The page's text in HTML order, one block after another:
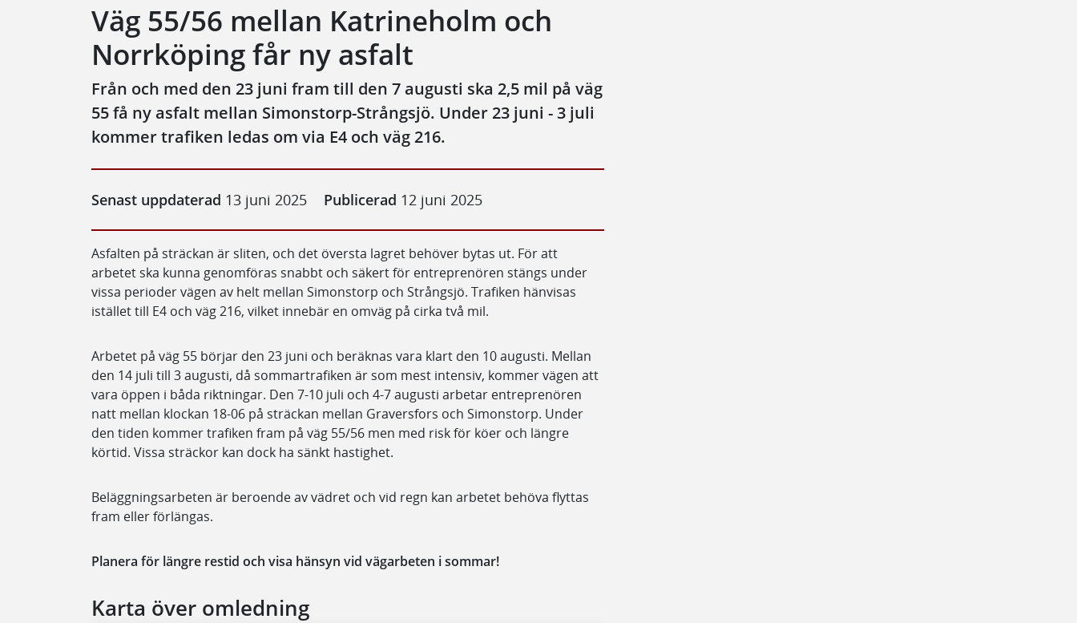
Väg 55/56 mellan Katrineholm och
Norrköping får ny asfalt
Från och med den 23 juni fram till den 7 augusti ska 2,5 mil på väg
55 få ny asfalt mellan Simonstorp-Strångsjö. Under 23 juni - 3 juli
kommer trafiken ledas om via E4 och väg 216.
Senast uppdaterad 13 juni 2025 Publicerad 12 juni 2025
Asfalten på sträckan är sliten, och det översta lagret behöver bytas ut. För att
arbetet ska kunna genomföras snabbt och säkert för entreprenören stängs under
vissa perioder vägen av helt mellan Simonstorp och Strångsjö. Trafiken hänvisas
istället till E4 och väg 216, vilket innebär en omväg på cirka två mil.
Arbetet på väg 55 börjar den 23 juni och beräknas vara klart den 10 augusti. Mellan
den 14 juli till 3 augusti, då sommartrafiken är som mest intensiv, kommer vägen att
vara öppen i båda riktningar. Den 7-10 juli och 4-7 augusti arbetar entreprenören
natt mellan klockan 18-06 på sträckan mellan Graversfors och Simonstorp. Under
den tiden kommer trafiken fram på väg 55/56 men med risk för köer och längre
körtid. Vissa sträckor kan dock ha sänkt hastighet.
Beläggningsarbeten är beroende av vädret och vid regn kan arbetet behöva flyttas
fram eller förlängas.
Planera för längre restid och visa hänsyn vid vägarbeten i sommar!
Karta över omledning